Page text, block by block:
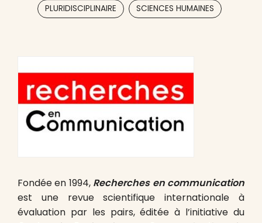
PLURIDISCIPLINAIRE SCIENCES HUMAINES
Fondée en 1994, Recherches en communication
est une revue scientifique internationale à
évaluation par les pairs, éditée à l’initiative du